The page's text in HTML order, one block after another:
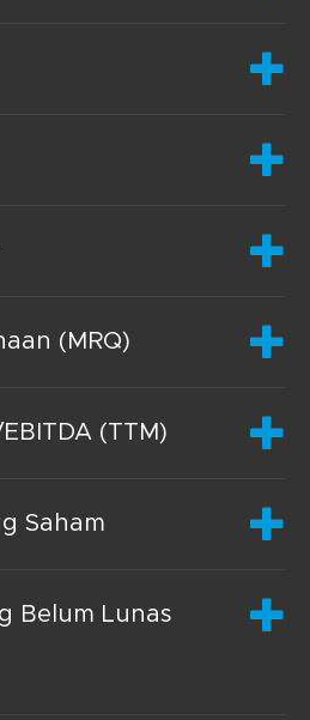
(MRQ)
(TTM)
Saham
Belum Lunas